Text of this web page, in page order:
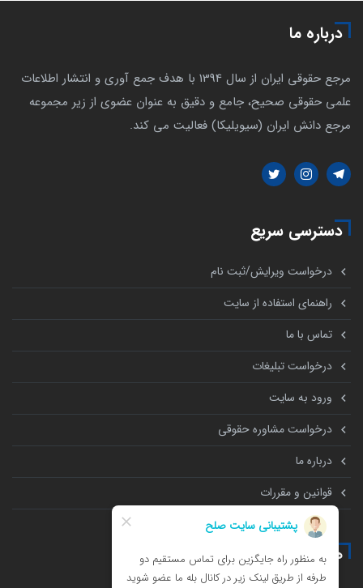
درباره ما
مرجع حقوقی ایران از سال 1394 با هدف جمع آوری و انتشار اطلاعات
علمی حقوقی صحیح، جامع و دقیق به عنوان عضوی از زیر مجموعه
مرجع دانش ایران (سیویلیکا) فعالیت می کند.
دسترسی سریع
درخواست ویرایش/ثبت نام
راهنمای استفاده از سایت
تماس با ما
درخواست تبلیغات
ورود به سایت
درخواست مشاوره حقوقی
درباره ما
قوانین و مقررات
همه چیز درباره